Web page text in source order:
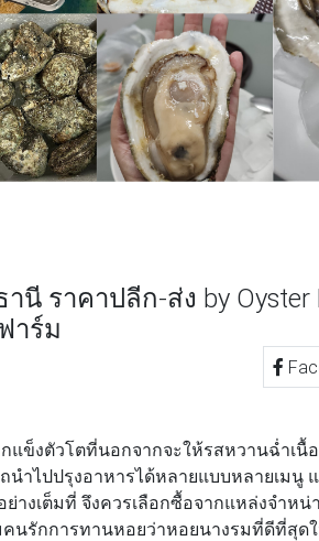
นี ราคาปลีก-ส่ง by
าร์ม
แข็งตัวโตที่นอกจากจะให้รสหวานฉ่ำเ
ำไปปรุงอาหารได้หลายแบบหลายเมนู
างเต็มที่ จึงควรเลือกซื้อจากแหล่งจำห
นรักการทานหอยว่าหอยนางรมที่ดีที่สุด